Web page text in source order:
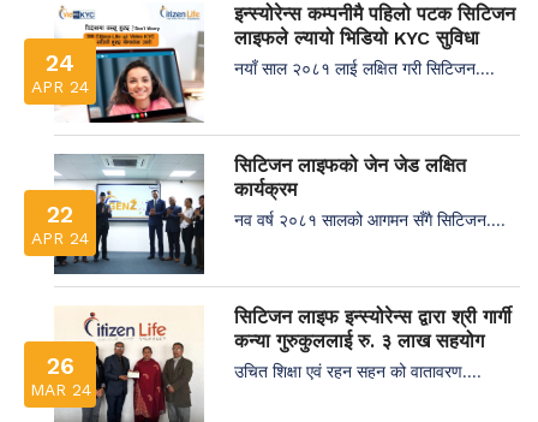
24
APR 24
इन्स्योरेन्स कम्पनीमै पहिलो पटक सिटिजन
लाइफले ल्यायो भिडियो KYC सुविधा
नयाँ साल २०८१ लाई लक्षित गरी सिटिजन....
22
APR 24
सिटिजन लाइफको जेन जेड लक्षित
कार्यक्रम
नव वर्ष २०८१ सालको आगमन सँगै सिटिजन....
26
MAR 24
सिटिजन लाइफ इन्स्योरेन्स द्वारा श्री गार्गी
कन्या गुरुकुललाई रु. ३ लाख सहयोग
उचित शिक्षा एवं रहन सहन को वातावरण....